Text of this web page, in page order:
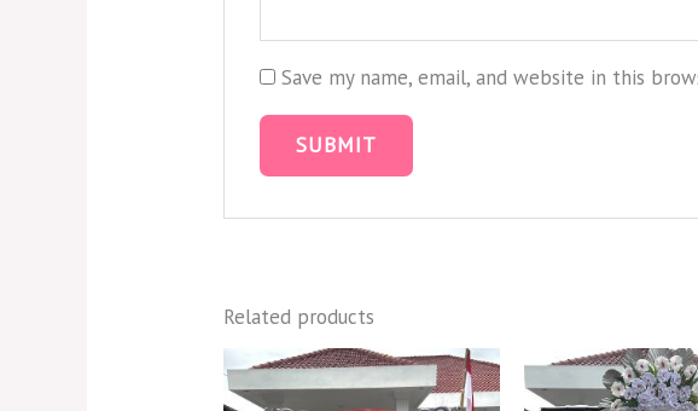
Save my name, email, and website in this
Related products